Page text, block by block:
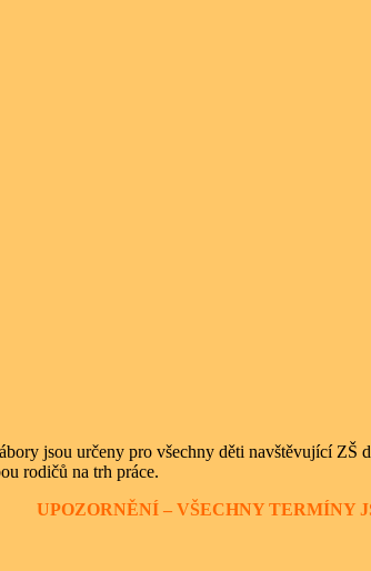
jsou určeny pro všechny děti navštěvující ZŠ
rodičů na trh práce.
UPOZORNĚNÍ – VŠECHNY TERMÍNY